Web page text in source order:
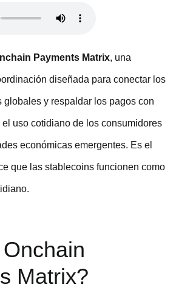
Payments Matrix, una
diseñada para conectar los
globales y respaldar los pagos con
uso cotidiano de los consumidores
económicas emergentes. Es el
que las stablecoins funcionen como
Matrix?